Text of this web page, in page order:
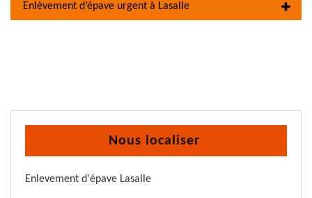
Enlèvement d’épave urgent à Lasalle
Nous localiser
Enlevement d'épave Lasalle